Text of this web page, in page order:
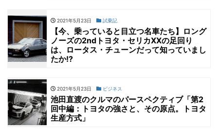
2021年5月23日 試乗記
【今、乗っていると目立つ名車たち】ロング
ノーズの2ndトヨタ・セリカXXの足回り
は、ロータス・チューンだって知っていまし
たか!?
2021年5月23日 ビジネス
池田直渡のクルマのパースペクティブ「第2
回中編：トヨタの強さと、その原点。トヨタ
生産方式」